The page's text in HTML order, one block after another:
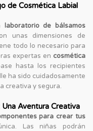
de Cosmética Labial
laboratorio de bálsamos
unas dimensiones de
todo lo necesario para
expertas en cosmética
hasta los recipientes
ha sido cuidadosamente
creativa y segura.
Aventura Creativa
para crear tus
Las niñas podrán